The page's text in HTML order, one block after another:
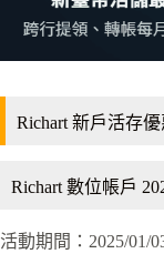
Richart 新戶活存優
Richart 數位帳戶
活動期間：2025/01/